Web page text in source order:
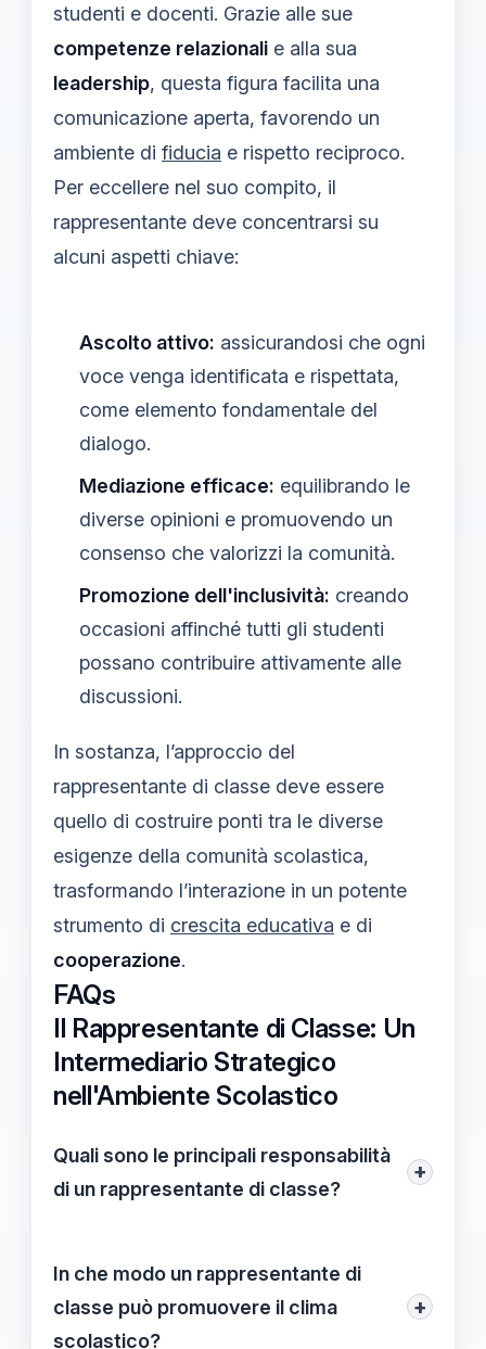
studenti e docenti. Grazie alle sue
competenze relazionali e alla sua
leadership, questa figura facilita una
comunicazione aperta, favorendo un
ambiente di fiducia e rispetto reciproco.
Per eccellere nel suo compito, il
rappresentante deve concentrarsi su
alcuni aspetti chiave:
Ascolto attivo: assicurandosi che ogni
voce venga identificata e rispettata,
come elemento fondamentale del
dialogo.
Mediazione efficace: equilibrando le
diverse opinioni e promuovendo un
consenso che valorizzi la comunità.
Promozione dell'inclusività: creando
occasioni affinché tutti gli studenti
possano contribuire attivamente alle
discussioni.
In sostanza, l’approccio del
rappresentante di classe deve essere
quello di costruire ponti tra le diverse
esigenze della comunità scolastica,
trasformando l’interazione in un potente
strumento di crescita educativa e di
cooperazione.
FAQs
Il Rappresentante di Classe: Un
Intermediario Strategico
nell'Ambiente Scolastico
Quali sono le principali responsabilità
di un rappresentante di classe?
+
rappresentante di classe includono la
promozione della comunicazione tra
studenti e insegnanti, l'incoraggiamento al
In che modo un rappresentante di
classe può promuovere il clima
scolastico?
+